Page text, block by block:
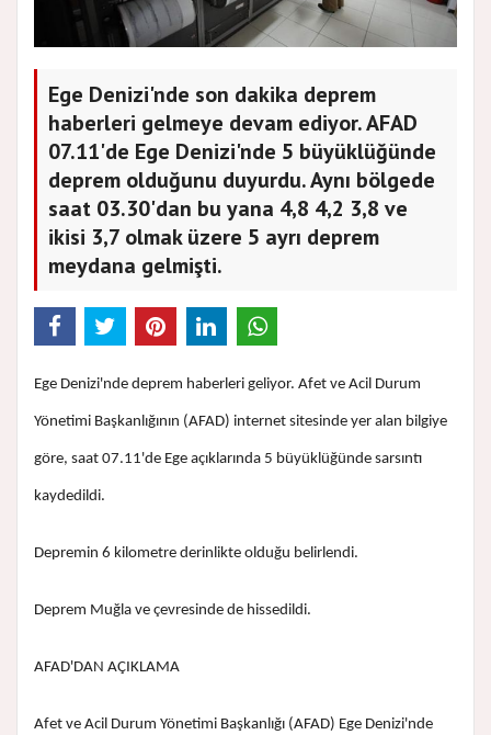
Ege Denizi'nde son dakika deprem
haberleri gelmeye devam ediyor. AFAD
07.11'de Ege Denizi'nde 5 büyüklüğünde
deprem olduğunu duyurdu. Aynı bölgede
saat 03.30'dan bu yana 4,8 4,2 3,8 ve
ikisi 3,7 olmak üzere 5 ayrı deprem
meydana gelmişti.
Ege Denizi'nde deprem haberleri geliyor. Afet ve Acil Durum
Yönetimi Başkanlığının (AFAD) internet sitesinde yer alan bilgiye
göre, saat 07.11'de Ege açıklarında 5 büyüklüğünde sarsıntı
kaydedildi.
Depremin 6 kilometre derinlikte olduğu belirlendi.
Deprem Muğla ve çevresinde de hissedildi.
AFAD'DAN AÇIKLAMA
Afet ve Acil Durum Yönetimi Başkanlığı (AFAD) Ege Denizi'nde